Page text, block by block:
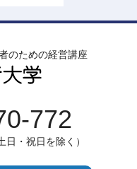
のための経営講座
772
日・祝日を除く）